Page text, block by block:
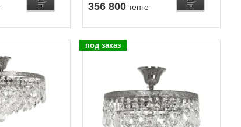
356 800 тенге
под заказ